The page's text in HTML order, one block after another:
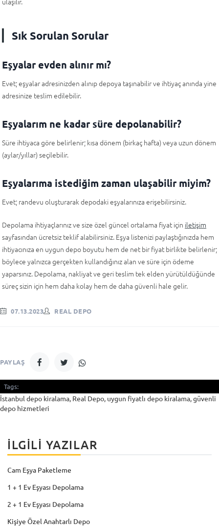
Sık Sorulan Sorular
Eşyalar evden alınır mı?
Evet; eşyalar adresinizden alınıp depoya taşınabilir ve ihtiyaç anında yine
adresinize teslim edilebilir.
Eşyalarım ne kadar süre depolanabilir?
Süre ihtiyaca göre belirlenir; kısa dönem (birkaç hafta) veya uzun dönem
(aylar/yıllar) seçilebilir.
Eşyalarıma istediğim zaman ulaşabilir miyim?
Evet; randevu oluşturarak depodaki eşyalarınıza erişebilirsiniz.
Depolama ihtiyaçlarınız ve size özel güncel ortalama fiyat için iletişim
sayfasından ücretsiz teklif alabilirsiniz. Eşya listenizi paylaştığınızda hem
ihtiyacınıza en uygun depo boyutu hem de net bir fiyat birlikte belirlenir;
böylece yalnızca gerçekten kullandığınız alan ve süre için ödeme
yaparsınız. Depolama, nakliyat ve geri teslim tek elden yürütüldüğünde
süreç sizin için hem daha kolay hem de daha güvenli hale gelir.
07.13.2023 REAL DEPO
PAYLAŞ
Tags:
İstanbul depo kiralama, Real Depo, uygun fiyatlı depo kiralama, güvenli
depo hizmetleri
İLGILI YAZILAR
Cam Eşya Paketleme
1 + 1 Ev Eşyası Depolama
2 + 1 Ev Eşyası Depolama
Kişiye Özel Anahtarlı Depo